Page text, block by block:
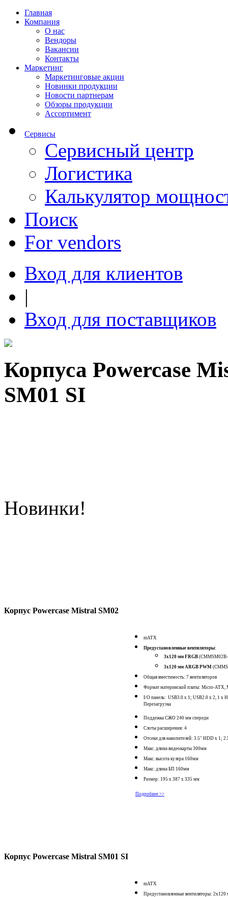
Главная
Компания
О нас
Вендоры
Вакансии
Контакты
Маркетинг
Маркетинговые акции
Новинки продукции
Новости партнерам
Обзоры продукции
Ассортимент
Сервисы
Сервисный центр
Логистика
Калькулятор
Поиск
For vendors
Вход для клиентов
|
Вход для поставщиков
Корпуса Powercase
SM01 SI
Новинки!
Корпус Powercase Mistral SM02
mATX
Предустановленные вентиляторы:
3x120 мм FRGB
3x120 мм ARGB PWM
Общая вместимость: 7 вентиляторов
Формат материнской платы: Micro-
I/O панель: USB3.0 x 1; USB2.0 x 2, 1 x
Перезагрузка
Поддежка СЖО 240 мм спереди
Слоты расширения: 4
Отсеки для накопителей: 3.5'' HDD x 1;
Макс. длина видеокарты 300мм
Макс. высота кулера 160мм
Макс. длина БП 160мм
Размер: 195 x 387 x 335 мм
Подробнее >>
Корпус Powercase Mistral SM01 SI
mATX
Предустановленные вентиляторы: